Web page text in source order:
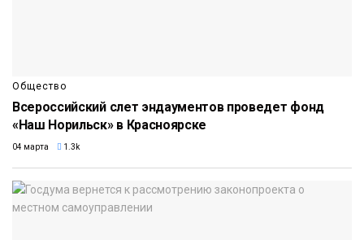
Общество
Всероссийский слет эндаументов проведет фонд
«Наш Норильск» в Красноярске
04 марта 1.3k